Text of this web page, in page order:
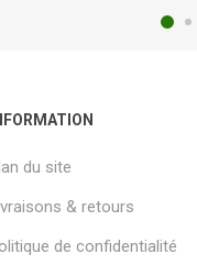
du site
& retours
de confidentialité